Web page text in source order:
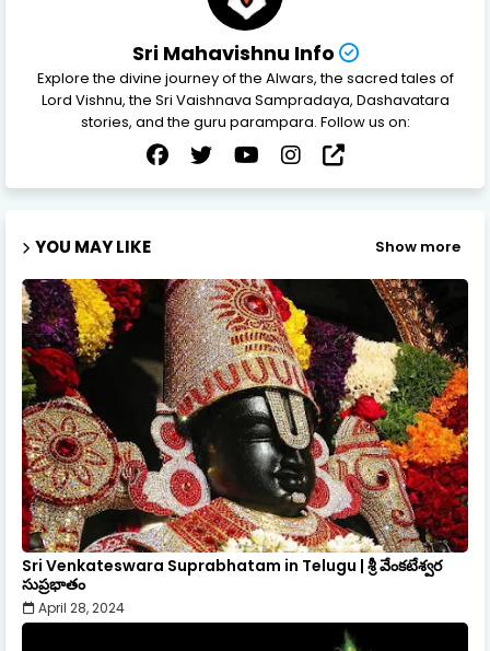
Sri Mahavishnu Info
Explore the divine journey of the Alwars, the sacred tales of
Lord Vishnu, the Sri Vaishnava Sampradaya, Dashavatara
stories, and the guru parampara. Follow us on:
YOU MAY LIKE Show more
Sri Venkateswara Suprabhatam in Telugu | శ్రీ వేంకటేశ్వర
సుప్రభాతం
April 28, 2024